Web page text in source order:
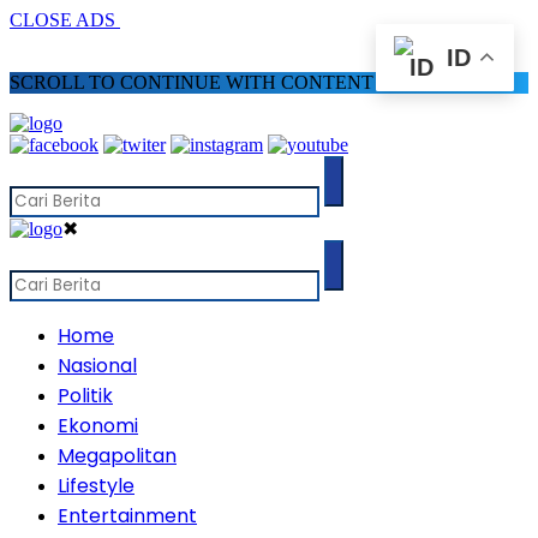
CLOSE ADS
SCROLL TO CONTINUE WITH CONTENT
✖
Home
Nasional
Politik
Ekonomi
Megapolitan
Lifestyle
Entertainment
ID